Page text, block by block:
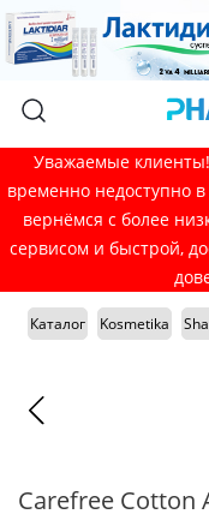
Уважаемые
временно недоступно
вернёмся с более
сервисом и быстрой,
Каталог Kosmetika
Carefree Cotton